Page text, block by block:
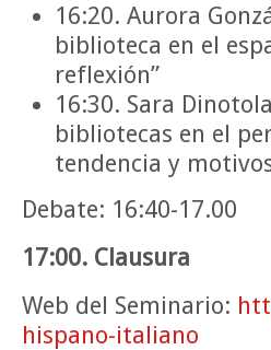
16:20. Aurora
biblioteca en el
reflexión”
16:30. Sara
bibliotecas en el
tendencia y
Debate: 16:40-17.00
17:00. Clausura
Web del Seminario:
hispano-italiano